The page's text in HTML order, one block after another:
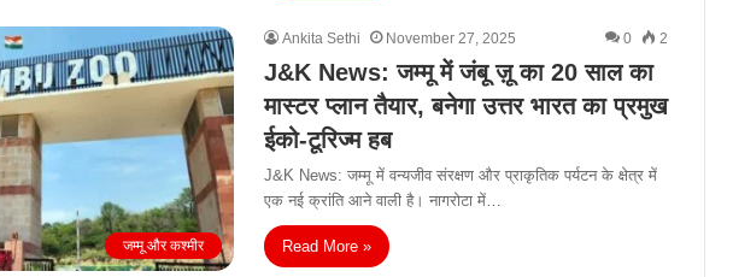
जम्मू और कश्मीर
Ankita Sethi November 27, 2025 0 2
J&K News: जम्मू में जंबू ज़ू का 20 साल का
मास्टर प्लान तैयार, बनेगा उत्तर भारत का प्रमुख
ईको-टूरिज्म हब
J&K News: जम्मू में वन्यजीव संरक्षण और प्राकृतिक पर्यटन के क्षेत्र में
एक नई क्रांति आने वाली है। नागरोटा में…
Read More »